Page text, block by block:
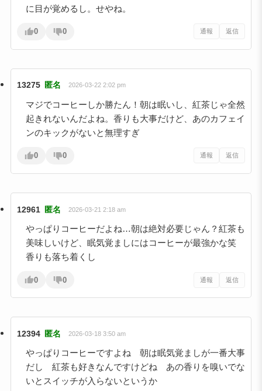
に目が覚めるし。せやね。
0 0 通報 返信
13275 匿名 2026-03-22 2:02 pm
マジでコーヒーしか勝たん！朝は眠いし、紅茶じゃ全然
起きれないんだよね。香りも大事だけど、あのカフェイ
ンのキックがないと無理すぎ
0 0 通報 返信
12961 匿名 2026-03-21 2:18 am
やっぱりコーヒーだよね…朝は絶対必要じゃん？紅茶も
美味しいけど、眠気覚ましにはコーヒーが最強かな笑
香りも落ち着くし
0 0 通報 返信
12394 匿名 2026-03-18 3:50 am
やっぱりコーヒーですよね 朝は眠気覚ましが一番大事
だし 紅茶も好きなんですけどね あの香りを嗅いでな
いとスイッチが入らないというか